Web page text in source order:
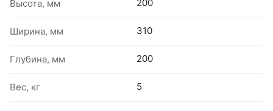
Высота, мм 200
Ширина, мм 310
Глубина, мм 200
Вес, кг 5